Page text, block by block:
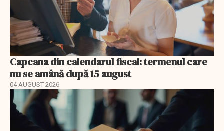
Capcana din calendarul fiscal: termenul care
nu se amână după 15 august
04 AUGUST 2026